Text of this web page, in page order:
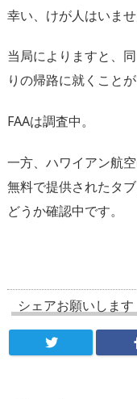
幸い、けが人はいませ
当局によりますと、
りの帰路に就くことが
FAAは調査中。
一方、ハワイアン航
無料で提供されたタ
どうか確認中です。
シェアお願いします